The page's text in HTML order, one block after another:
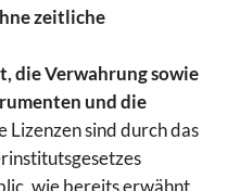
zeitliche
die Verwahrung sowie
und die
Lizenzen sind durch das
wie bereits erwähnt,